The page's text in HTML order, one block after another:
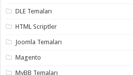
organizasyon,
organizasyon,
organizasyon,
gaziantep
organizasyon,
gaziantep
organizasyon,
DLE Temaları
HTML Scriptler
Joomla Temaları
Magento
MyBB Temaları